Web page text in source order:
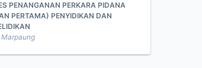
PENANGANAN PERKARA PIDANA
PERTAMA) PENYIDIKAN DAN